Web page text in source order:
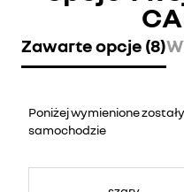
Zawarte opcje (8)
Poniżej wymienione
samochodzie